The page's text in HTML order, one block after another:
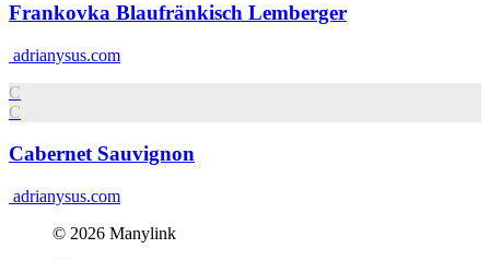
Frankovka Blaufränkisch Lemberger
adrianysus.com
C
C
Cabernet Sauvignon
adrianysus.com
© 2026 Manylink